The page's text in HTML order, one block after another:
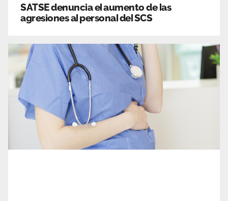
SATSE denuncia el aumento de las
agresiones al personal del SCS